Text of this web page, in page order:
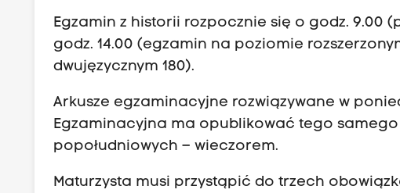
Egzamin z historii rozpocznie się o godz. 9.00
godz. 14.00 (egzamin na poziomie
dwujęzycznym 180).
Arkusze egzaminacyjne rozwiązywane w
Egzaminacyjna ma opublikować tego
popołudniowych – wieczorem.
Maturzysta musi przystąpić do trzech